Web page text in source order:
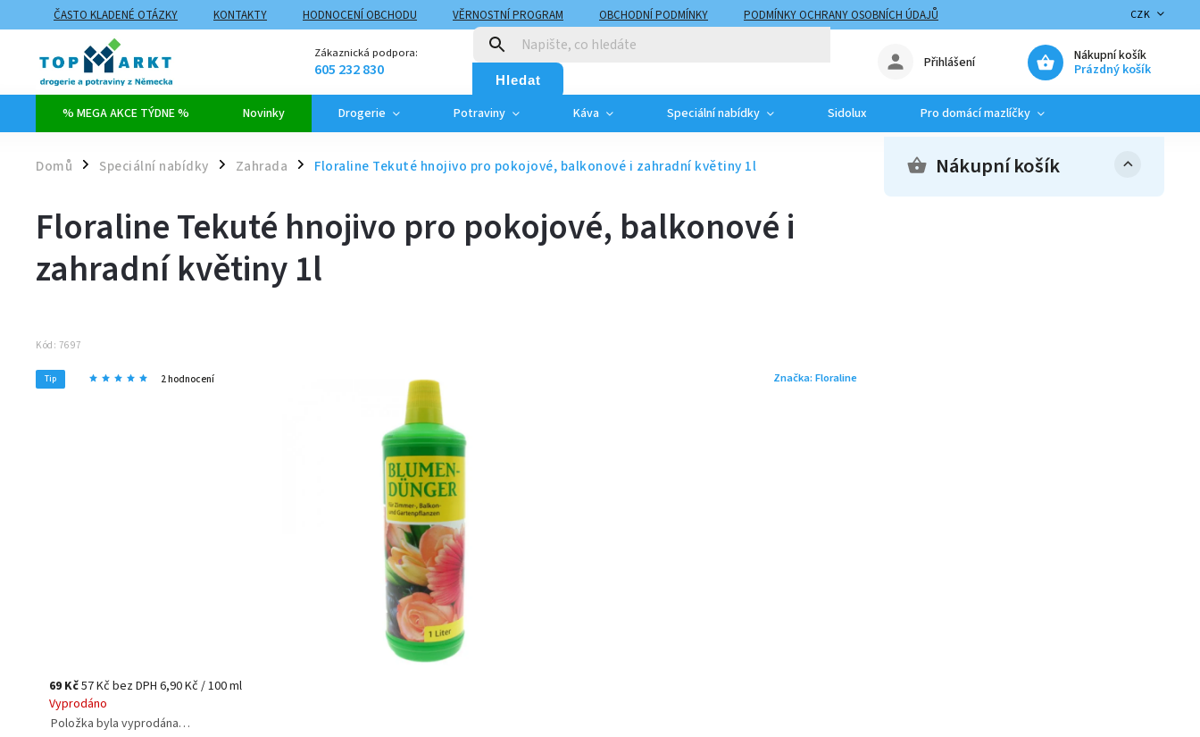
ČASTO KLADENÉ OTÁZKY KONTAKTY HODNOCENÍ OBCHODU VĚRNOSTNÍ PROGRAM OBCHODNÍ PODMÍNKY
PODMÍNKY OCHRANY OSOBNÍCH ÚDAJŮ
ZPŮSOBY DOPRAVY A PLATBY
MOJE OBJEDNÁVKA
CZK
Zákaznická podpora:
605 232 830 Hledat
Nákupní košík
Prázdný košík
Přihlášení
% MEGA AKCE TÝDNE % Novinky Drogerie Potraviny Káva Speciální nabídky Sidolux Pro domácí mazlíčky
Domů / Speciální nabídky / Zahrada / Floraline Tekuté hnojivo pro pokojové, balkonové i zahradní květiny 1l Nákupní košík
Floraline Tekuté hnojivo pro pokojové, balkonové i
zahradní květiny 1l
Kód: 7697
Tip 2 hodnocení Značka: Floraline
69 Kč57 Kč bez DPH 6,90 Kč / 100 ml
Vyprodáno
Položka byla vyprodána…